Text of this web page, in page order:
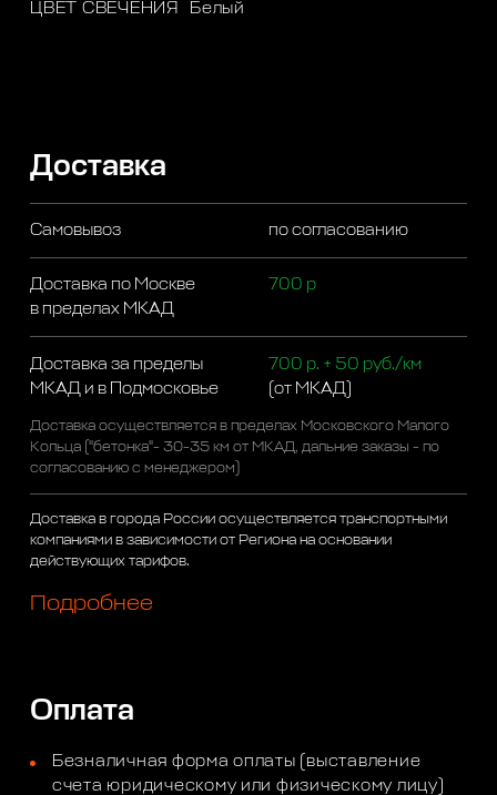
ЦВЕТ СВЕЧЕНИЯ Белый
Доставка
Самовывоз по согласованию
Доставка по Москве
в пределах МКАД
700 р
Доставка за пределы
МКАД и в Подмосковье
700 р. + 50 руб./км
(от МКАД)
Доставка осуществляется в пределах Московского Малого
Кольца ("бетонка"- 30-35 км от МКАД, дальние заказы - по
согласованию с менеджером)
Доставка в города России осуществляется транспортными
компаниями в зависимости от Региона на основании
действующих тарифов.
Подробнее
Оплата
Безналичная форма оплаты (выставление
счета юридическому или физическому лицу)